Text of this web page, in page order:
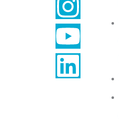
c
e
b
s
t
a
u
t
u
n
k
e